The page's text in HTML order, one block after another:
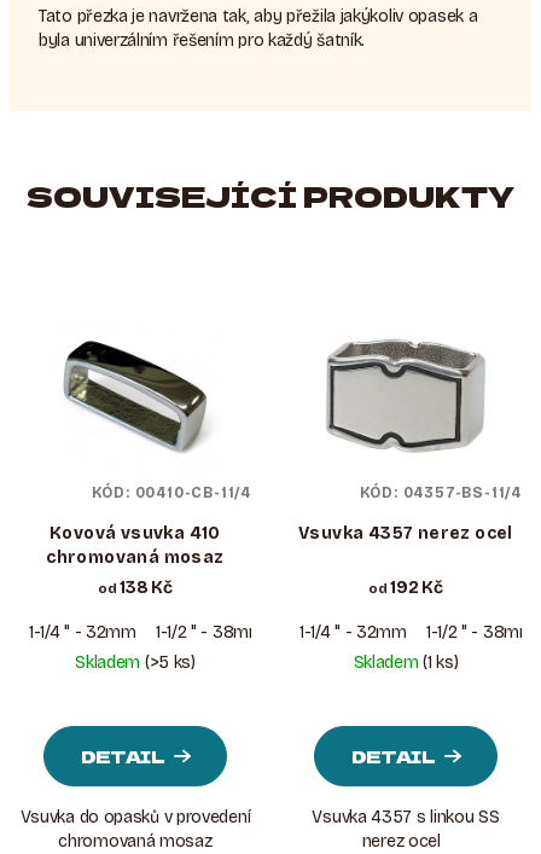
Tato přezka je navržena tak, aby přežila jakýkoliv opasek a
byla univerzálním řešením pro každý šatník.
SOUVISEJÍCÍ PRODUKTY
Kovová vsuvka 410
chromovaná mosaz
od 138 Kč
1-1/4 " - 32mm
1-1/2 " - 38mm
Skladem (>5 ks)
DETAIL
Vsuvka do opasků v provedení
chromovaná mosaz
KÓD: 00410-CB-11/4
Vsuvka 4357 nerez ocel
od 192 Kč
1-1/4 " - 32mm
1-1/2 " - 38mm
Skladem(1 ks)
DETAIL
Vsuvka 4357 s linkou SS
nerez ocel
KÓD: 04357-BS-11/4